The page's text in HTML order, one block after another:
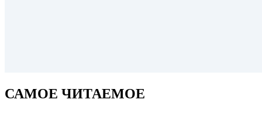
САМОЕ ЧИТАЕМОЕ